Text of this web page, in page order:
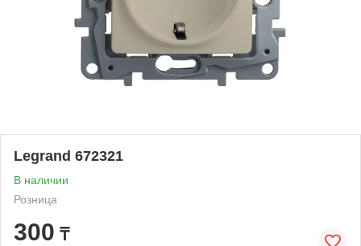
Legrand 672321
В наличии
Розница
300 ₸